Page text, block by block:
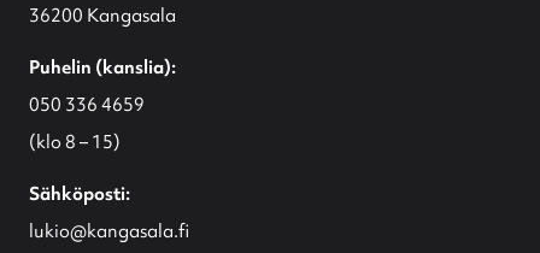
36200 Kangasala
Puhelin (kanslia):
050 336 4659
(klo 8 – 15)
Sähköposti:
lukio@kangasala.fi